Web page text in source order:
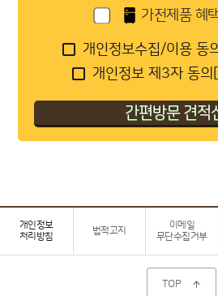
가전제품 혜
개인정보수집/이용 동
개인정보 제3자 동의
개인정보
처리방침
법적고지
이메일
무단수집거부
TOP 